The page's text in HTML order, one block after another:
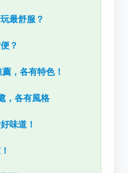
最舒服？
？
，各有特色！
，各有風格
味道！